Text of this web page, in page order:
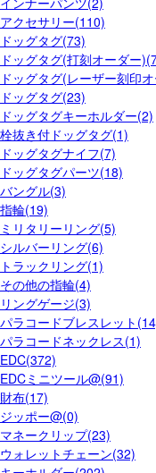
アクセサリー(110)
ドッグタグ(73)
ドッグタグ(打刻オーダー
ドッグタグ(レーザー刻印
ドッグタグ(23)
ドッグタグキーホルダー(2)
栓抜き付ドッグタグ(1)
ドッグタグナイフ(7)
ドッグタグパーツ(18)
バングル(3)
指輪(19)
ミリタリーリング(5)
シルバーリング(6)
トラックリング(1)
その他の指輪(4)
リングゲージ(3)
パラコードブレスレット
パラコードネックレス(1)
EDC(372)
EDCミニツール@(91)
財布(17)
ジッポー@(0)
マネークリップ(23)
ウォレットチェーン(32)